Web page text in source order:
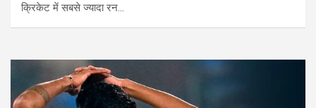
क्रिकेट में सबसे ज्यादा रन…